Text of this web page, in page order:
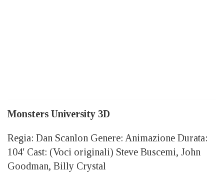
Monsters University 3D
Regia: Dan Scanlon Genere: Animazione Durata:
104′ Cast: (Voci originali) Steve Buscemi, John
Goodman, Billy Crystal